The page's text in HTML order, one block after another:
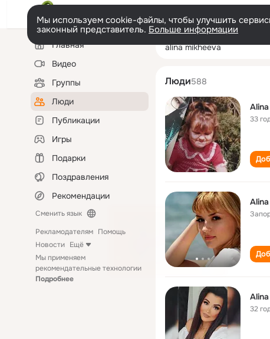
Мы используем cookie-файлы, чтобы улучшить
законный представитель. Больше информации
Левая
колонкаГлавная
Видео
Группы
Люди
Публикации
Игры
Подарки
Поздравления
Рекомендации
Сменить язык
Рекламодателям Помощь
Новости Ещё
Мы применяем
рекомендательные технологии
Подробнее
alina mikheeva
Люди588
33
32